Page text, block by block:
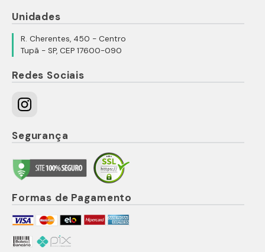
Unidades
R. Cherentes, 450 - Centro
Tupã - SP, CEP 17600-090
Redes Sociais
Segurança
Formas de Pagamento